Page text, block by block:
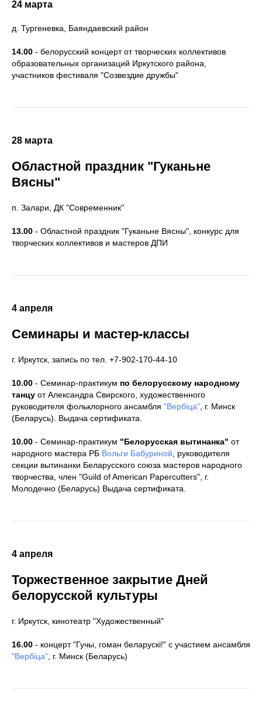
24 марта
д. Тургеневка, Баяндаевский район
14.00 - белорусский концерт от творческих коллективов
образовательных организаций Иркутского района,
участников фестиваля "Созвездие дружбы"
28 марта
Областной праздник "Гуканьне
Вясны"
п. Залари, ДК "Современник"
13.00 - Областной праздник "Гуканьне Вясны", конкурс для
творческих коллективов и мастеров ДПИ
4 апреля
Семинары и мастер-классы
г. Иркутск, запись по тел. +7-902-170-44-10
10.00 - Семинар-практикум по белорусскому народному
танцу от Александра Свирского, художественного
руководителя фольклорного ансамбля "Вербiца", г. Минск
(Беларусь). Выдача сертификата.
10.00 - Семинар-практикум "Белорусская вытинанка" от
народного мастера РБ Вольги Бабуриной, руководителя
секции вытинанки Беларусского союза мастеров народного
творчества, член "Guild of American Papercutters", г.
Молодечно (Беларусь) Выдача сертификата.
4 апреля
Торжественное закрытие Дней
белорусской культуры
г. Иркутск, кинотеатр "Художественный"
16.00 - концерт "Гучы, гоман беларускi!" с участием ансамбля
"Вербiца", г. Минск (Беларусь)